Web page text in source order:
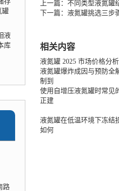
罐
液
库
路
上一篇：不同类型液氮罐
下一篇：液氮罐挑选三步
相关内容
液氮罐 2025 市场价格分
液氮罐爆炸成因与预防全
制到
使用自增压液氮罐时常见
正建
液氮罐在低温环境下冻结
如何